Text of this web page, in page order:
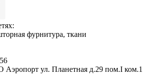
фурнитура, ткани
Аэропорт ул. Планетная д.29 пом.I ком.1